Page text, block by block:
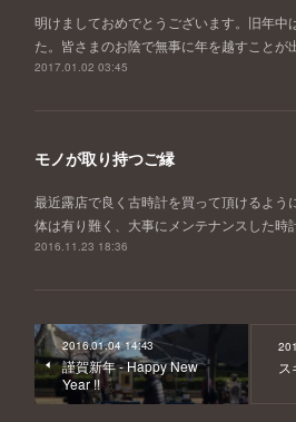
明けましておめでとうございます。旧年中
た。皆さまのお陰で無事に年を越すことが
2017.01.02 03:45
モノが取り持つご縁
最近露店で良く古時計を買って頂けるよう
体は有り難く、大事にメンテナンスした時
2016.11.23 18:36
2016.01.04 14:43
謹賀新年 - Happy New
Year !!